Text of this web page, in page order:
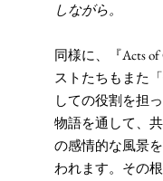
しながら。
同様に、『Acts
ストたちもまた
しての役割を担
物語を通して、
の感情的な風景
われます。その